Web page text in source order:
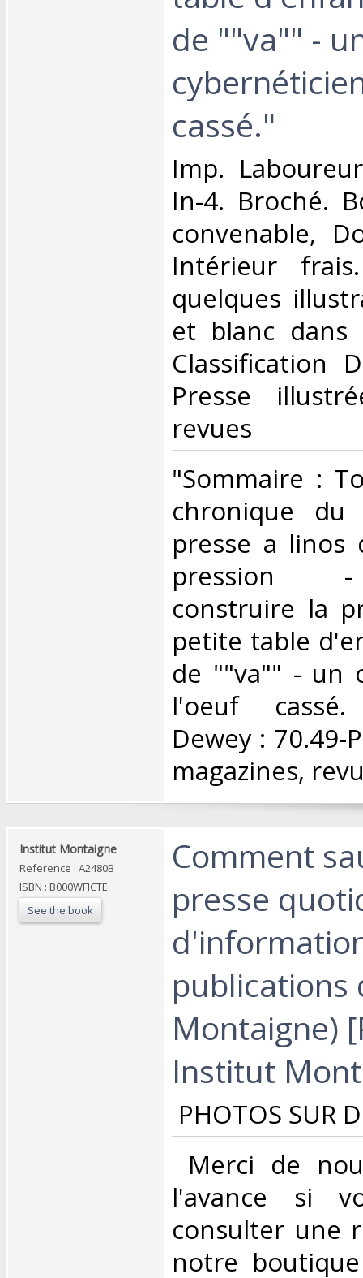
de ""va"" -
cassé."‎
‎Imp.
In-4. Broché.
convenable,
Intérieur
quelques
et blanc
Classification
Presse
revues‎
‎"Sommaire :
chronique
presse a linos
pression
construire la
petite table
de ""va"" - un
l'oeuf cassé.
Dewey : 70.49-
magazines,
‎Institut Montaigne ‎
Reference : A2480B
ISBN : B000WFICTE
See the book
‎Comment
presse
Montaigne)
Institut
PHOTOS SUR
Merci de
l'avance si
consulter une
notre